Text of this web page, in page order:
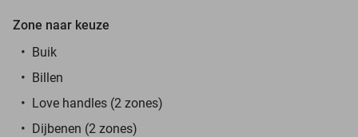
Zone naar keuze
Buik
Billen
Love handles (2 zones)
Dijbenen (2 zones)